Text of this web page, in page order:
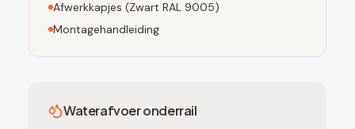
Afwerkkapjes (Zwart RAL 9005)
Montagehandleiding
Waterafvoer onderrail